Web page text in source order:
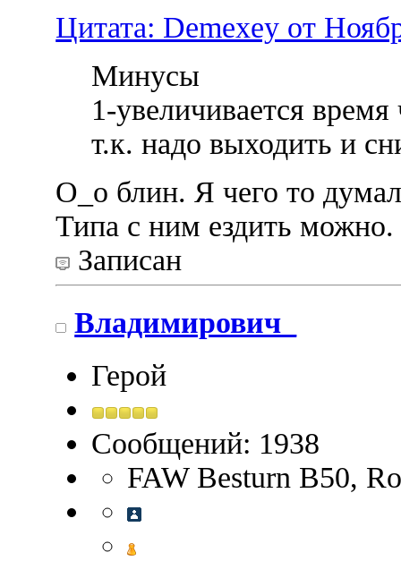
Цитата: Demexey от
Минусы
1-увеличивается
т.к. надо выходить и
О_о блин. Я чего то
Типа с ним ездить можно.
Записан
Владимирович_
Герой
Сообщений: 1938
FAW Besturn B50,